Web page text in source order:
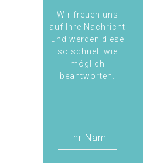
Wir freuen uns
auf Ihre Nachricht
und werden diese
so schnell wie
möglich
beantworten.